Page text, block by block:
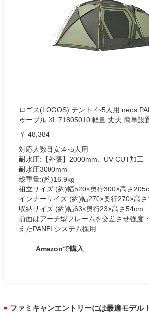
ロゴス(LOGOS) テント 4~5人用 neos
ゥーブル XL 71805010 軽量 丈夫 簡単設
￥ 48,384
対応人数目安:4~5人用
耐水圧:【外張】2000mm、UV-CUT加工
耐水圧3000mm
総重量:(約)16.9kg
組立サイズ:(約)幅520×奥行300×高さ
インナーサイズ:(約)幅270×奥行270×高
収納サイズ:(約)幅63×奥行23×高さ54cm
前面はアーチ型フレームを交差させ強度
えたPANELシステム採用
Amazonで購入
■ ファミキャンエントリーには最適モデル